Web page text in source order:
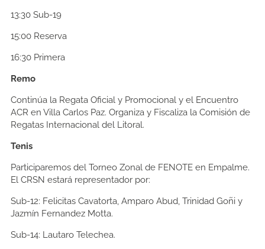
13:30 Sub-19
15:00 Reserva
16:30 Primera
Remo
Continúa la Regata Oficial y Promocional y el Encuentro
ACR en Villa Carlos Paz. Organiza y Fiscaliza la Comisión de
Regatas Internacional del Litoral.
Tenis
Participaremos del Torneo Zonal de FENOTE en Empalme.
El CRSN estará representador por:
Sub-12: Felicitas Cavatorta, Amparo Abud, Trinidad Goñi y
Jazmín Fernandez Motta.
Sub-14: Lautaro Telechea.